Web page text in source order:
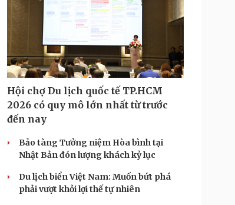
Hội chợ Du lịch quốc tế TP.HCM
2026 có quy mô lớn nhất từ trước
đến nay
Bảo tàng Tưởng niệm Hòa bình tại
Nhật Bản đón lượng khách kỷ lục
Du lịch biển Việt Nam: Muốn bứt phá
phải vượt khỏi lợi thế tự nhiên